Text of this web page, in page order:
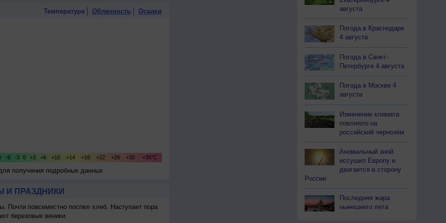
Температура Облачность Осадки
получения подробных данных
И ПРАЗДНИКИ
Почти повсеместно поспел хлеб. Наступает пора
березовые веники.
августа
Погода в Краснодаре
4 августа
Погода в Санкт-
Петербурге 4 августа
Погода в Москве 4
августа
Изменение климата
повлияло на
российский чернозём
Аномальный зной
иссушил Европу и
двигается в сторону
России
Последняя жара
нынешнего лета